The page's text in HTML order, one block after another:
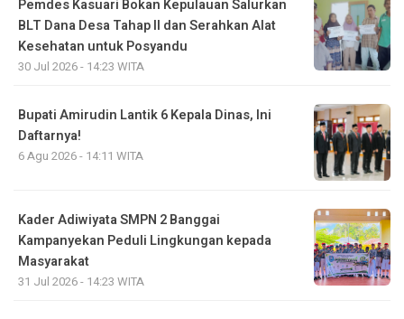
Pemdes Kasuari Bokan Kepulauan Salurkan
BLT Dana Desa Tahap II dan Serahkan Alat
Kesehatan untuk Posyandu
30 Jul 2026 - 14:23 WITA
Bupati Amirudin Lantik 6 Kepala Dinas, Ini
Daftarnya!
6 Agu 2026 - 14:11 WITA
Kader Adiwiyata SMPN 2 Banggai
Kampanyekan Peduli Lingkungan kepada
Masyarakat
31 Jul 2026 - 14:23 WITA